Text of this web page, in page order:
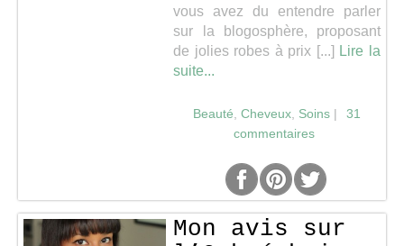
vous avez du entendre parler
sur la blogosphère, proposant
de jolies robes à prix [...] Lire la
suite...
Beauté Cheveux, Soins|
31
commentaires
Mon avis sur